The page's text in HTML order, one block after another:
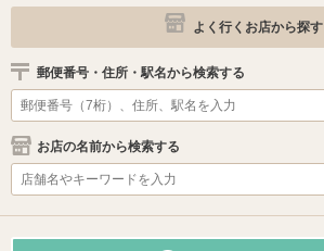
よく行くお店から探す
郵便番号・住所・駅名から検索する
お店の名前から検索する